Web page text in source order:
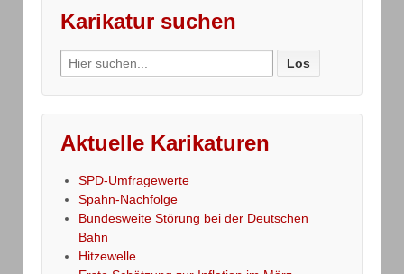
Karikatur suchen
Search
for:
Aktuelle Karikaturen
SPD-Umfragewerte
Spahn-Nachfolge
Bundesweite Störung bei der Deutschen
Bahn
Hitzewelle